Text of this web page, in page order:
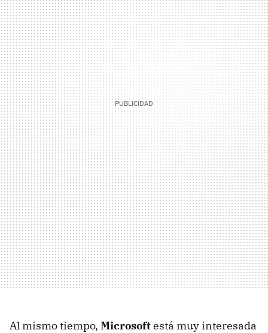
Al mismo tiempo, Microsoftestá muy interesada